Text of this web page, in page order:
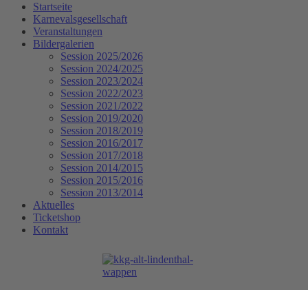
Startseite
Karnevalsgesellschaft
Veranstaltungen
Bildergalerien
Session 2025/2026
Session 2024/2025
Session 2023/2024
Session 2022/2023
Session 2021/2022
Session 2019/2020
Session 2018/2019
Session 2016/2017
Session 2017/2018
Session 2014/2015
Session 2015/2016
Session 2013/2014
Aktuelles
Ticketshop
Kontakt